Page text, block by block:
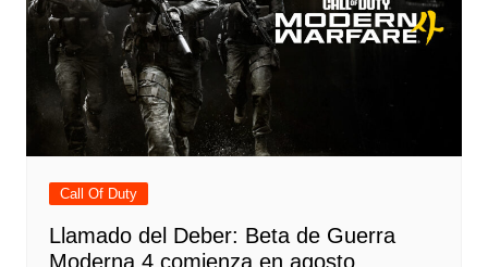
Call Of Duty
Llamado del Deber: Beta de Guerra
Moderna 4 comienza en agosto